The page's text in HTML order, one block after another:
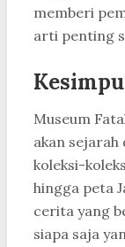
memberi
arti penting
Museum
akan
koleksi-
hingga peta
cerita yang
siapa saja